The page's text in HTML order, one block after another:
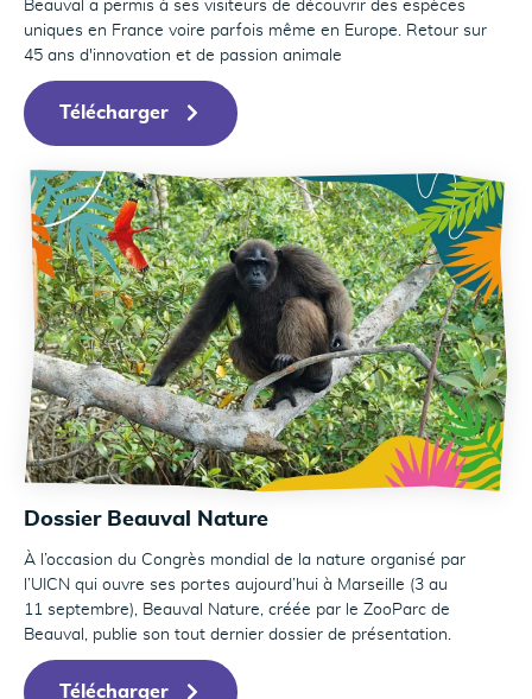
Beauval a permis à ses visiteurs de découvrir des espèces
uniques en France voire parfois même en Europe. Retour sur
45 ans d'innovation et de passion animale
Télécharger
Dossier Beauval Nature
À l’occasion du Congrès mondial de la nature organisé par
l’UICN qui ouvre ses portes aujourd’hui à Marseille (3 au
11 septembre), Beauval Nature, créée par le ZooParc de
Beauval, publie son tout dernier dossier de présentation.
Télécharger